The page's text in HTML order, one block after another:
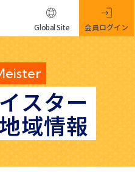
スター
域情報
Global Site 会員ログイン